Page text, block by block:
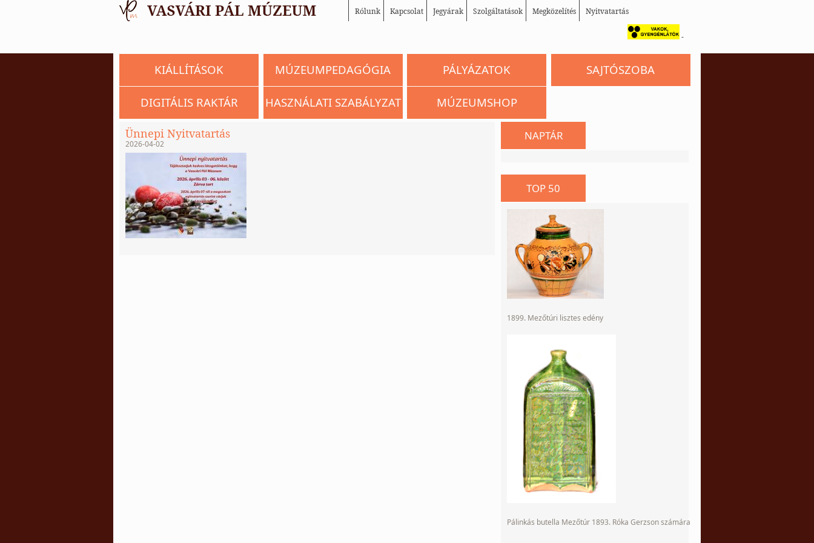
Rólunk Kapcsolat Jegyárak Szolgáltatások Megközelítés Nyitvatartás
-
KIÁLLÍTÁSOK MÚZEUMPEDAGÓGIA PÁLYÁZATOK SAJTÓSZOBA
DIGITÁLIS RAKTÁR HASZNÁLATI SZABÁLYZAT MÚZEUMSHOP
Ünnepi Nyitvatartás
2026-04-02
NAPTÁR
TOP 50
1899. Mezőtúri lisztes edény
Pálinkás butella Mezőtúr 1893. Róka Gerzson számára